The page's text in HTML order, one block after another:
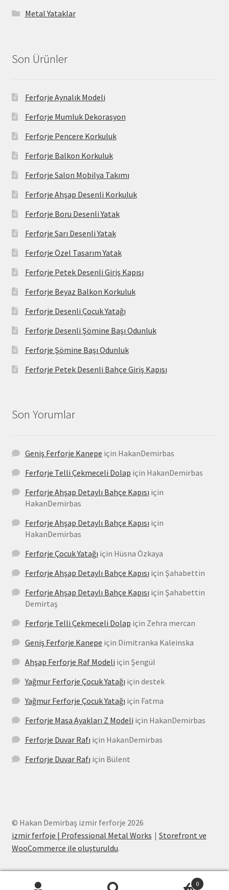
Metal Yataklar
Son Ürünler
Ferforje Aynalık Modeli
Ferforje Mumluk Dekorasyon
Ferforje Pencere Korkuluk
Ferforje Balkon Korkuluk
Ferforje Salon Mobilya Takımı
Ferforje Ahşap Desenli Korkuluk
Ferforje Boru Desenli Yatak
Ferforje Sarı Desenli Yatak
Ferforje Özel Tasarım Yatak
Ferforje Petek Desenli Giriş Kapısı
Ferforje Beyaz Balkon Korkuluk
Ferforje Desenli Çocuk Yatağı
Ferforje Desenli Şömine Başı Odunluk
Ferforje Şömine Başı Odunluk
Ferforje Petek Desenli Bahçe Giriş Kapısı
Son Yorumlar
Geniş Ferforje Kanepe için HakanDemirbas
Ferforje Telli Çekmeceli Dolap için HakanDemirbas
Ferforje Ahşap Detaylı Bahçe Kapısı için
HakanDemirbas
Ferforje Ahşap Detaylı Bahçe Kapısı için
HakanDemirbas
Ferforje Çocuk Yatağı için Hüsna Özkaya
Ferforje Ahşap Detaylı Bahçe Kapısı için Şahabettin
Ferforje Ahşap Detaylı Bahçe Kapısı için Şahabettin
Demirtaş
Ferforje Telli Çekmeceli Dolap için Zehra mercan
Geniş Ferforje Kanepe için Dimitranka Kaleinska
Ahşap Ferforje Raf Modeli için Şengül
Yağmur Ferforje Çocuk Yatağı için destek
Yağmur Ferforje Çocuk Yatağı için Fatma
Ferforje Masa Ayakları Z Modeli için HakanDemirbas
Ferforje Duvar Rafı için HakanDemirbas
Ferforje Duvar Rafı için Bülent
© Hakan Demirbaş izmir ferforje 2026
izmir ferfoje | Professional Metal Works
Storefront ve
WooCommerce ile oluşturuldu.
0